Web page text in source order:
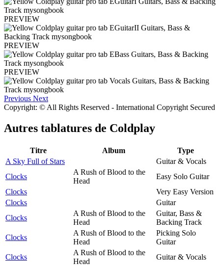
PREVIEW
PREVIEW
PREVIEW
Previous Next
Copyright: © All Rights Reserved - International Copyright Secured
Autres tablatures de Coldplay
Titre Album
Type
A Sky Full of Stars
Guitar & Vocals
Clocks
A Rush of Blood to the
Head
Easy Solo Guitar
Clocks
Very Easy Version
Clocks
Guitar
Clocks
A Rush of Blood to the
Head
Guitar, Bass &
Backing Track
Clocks
A Rush of Blood to the
Head
Picking Solo
Guitar
Clocks
A Rush of Blood to the
Head
Guitar & Vocals